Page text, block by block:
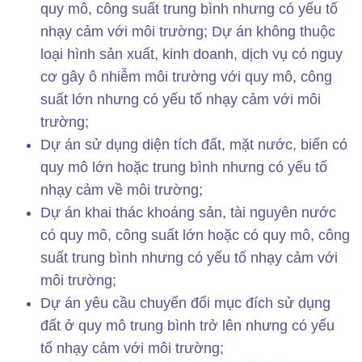
quy mô, công suất trung bình nhưng có yếu tố
nhạy cảm với môi trường; Dự án không thuộc
loại hình sản xuất, kinh doanh, dịch vụ có nguy
cơ gây ô nhiễm môi trường với quy mô, công
suất lớn nhưng có yếu tố nhạy cảm với môi
trường;
Dự án sử dụng diện tích đất, mặt nước, biển có
quy mô lớn hoặc trung bình nhưng có yếu tố
nhạy cảm về môi trường;
Dự án khai thác khoáng sản, tài nguyên nước
có quy mô, công suất lớn hoặc có quy mô, công
suất trung bình nhưng có yếu tố nhạy cảm với
môi trường;
Dự án yêu cầu chuyển đổi mục đích sử dụng
đất ở quy mô trung bình trở lên nhưng có yếu
tố nhạy cảm với môi trường;